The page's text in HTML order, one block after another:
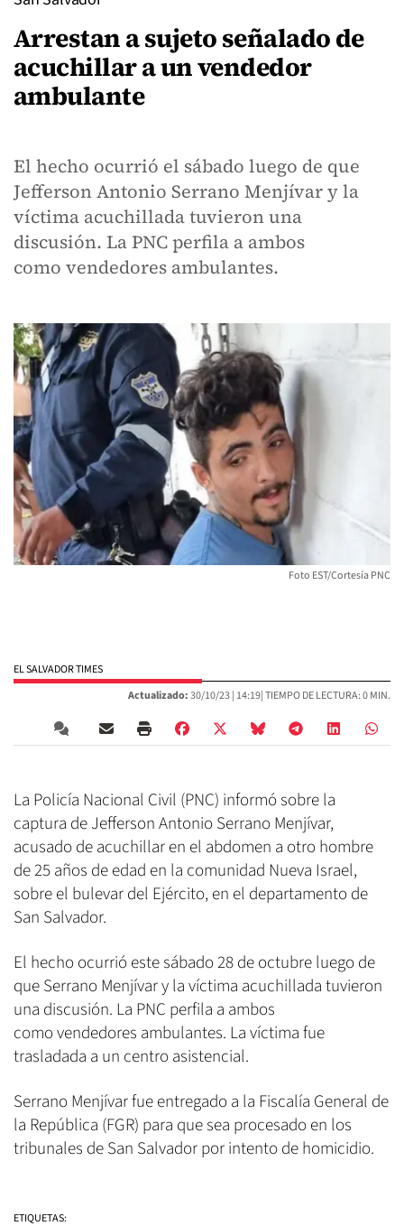
Arrestan a sujeto señalado de
acuchillar a un vendedor
ambulante
El hecho ocurrió el sábado luego de que
Jefferson Antonio Serrano Menjívar y la
víctima acuchillada tuvieron una
discusión. La PNC perfila a ambos
como vendedores ambulantes.
Foto EST/Cortesía PNC
EL SALVADOR TIMES
Actualizado:30/10/23 | 14:19| TIEMPO DE LECTURA: 0 MIN.
La Policía Nacional Civil (PNC) informó sobre la
captura de Jefferson Antonio Serrano Menjívar,
acusado de acuchillar en el abdomen a otro hombre
de 25 años de edad en la comunidad Nueva Israel,
sobre el bulevar del Ejército, en el departamento de
San Salvador.
El hecho ocurrió este sábado 28 de octubre luego de
que Serrano Menjívar y la víctima acuchillada tuvieron
una discusión. La PNC perfila a ambos
como vendedores ambulantes. La víctima fue
trasladada a un centro asistencial.
Serrano Menjívar fue entregado a la Fiscalía General de
la República (FGR) para que sea procesado en los
tribunales de San Salvador por intento de homicidio.
ETIQUETAS: